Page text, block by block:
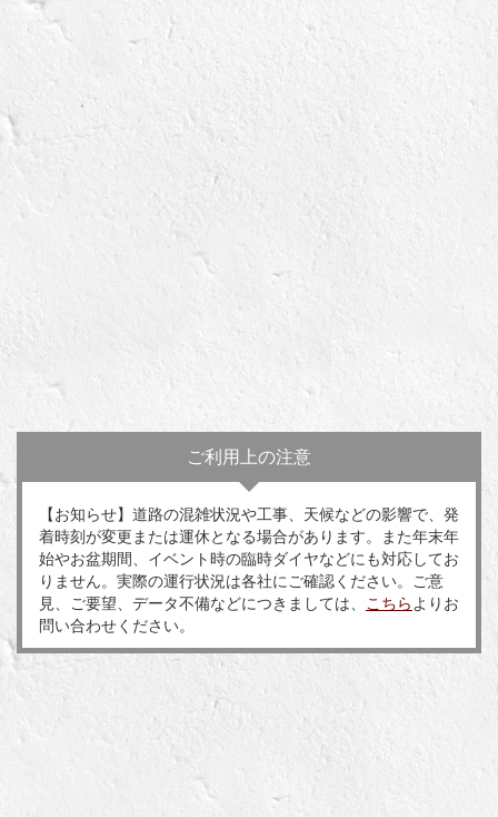
ご利用上の注意
【お知らせ】道路の混雑状況や工事、天候などの影響で、発
着時刻が変更または運休となる場合があります。また年末年
始やお盆期間、イベント時の臨時ダイヤなどにも対応してお
りません。実際の運行状況は各社にご確認ください。ご意
見、ご要望、データ不備などにつきましては、
こちら よりお
問い合わせください。